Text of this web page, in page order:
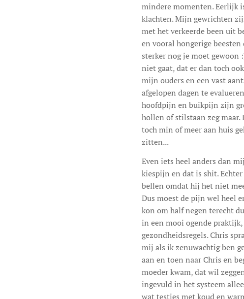
mindere momenten. Eerlijk
klachten. Mijn gewrichten
met het verkeerde been uit
en vooral hongerige
sterker nog je moet gewoon
niet gaat, dat er dan toch
mijn ouders en een vast
afgelopen dagen te
hoofdpijn en buikpijn zijn
hollen of stilstaan zeg
toch min of meer aan huis
zitten...
Even iets heel anders dan
kiespijn en dat is shit.
bellen omdat hij het niet
Dus moest de pijn wel heel
kon om half negen terecht
in een mooi ogende
gezondheidsregels. Chris
mij als ik zenuwachtig ben
aan en toen naar Chris en
moeder kwam, dat wil
ingevuld in het systeem
wat testjes met koud en